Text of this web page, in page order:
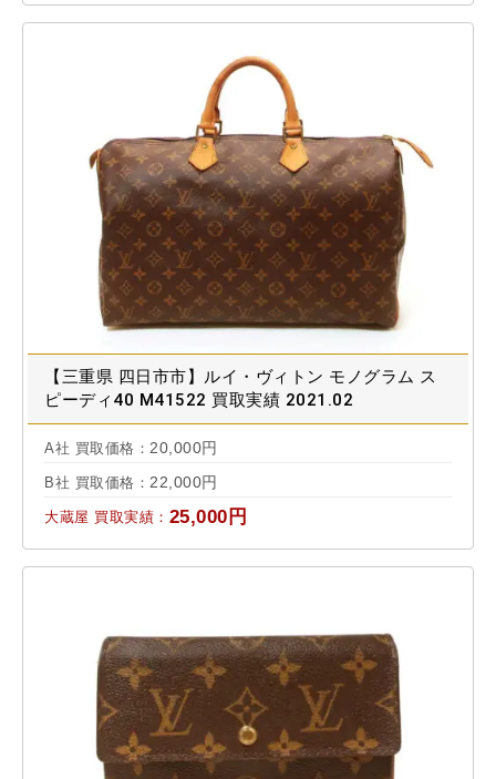
【三重県 四日市市】ルイ・ヴィトン モノグラム ス
ピーディ40 M41522 買取実績 2021.02
A社 買取価格： 20,000円
B社 買取価格： 22,000円
大蔵屋 買取実績： 25,000円